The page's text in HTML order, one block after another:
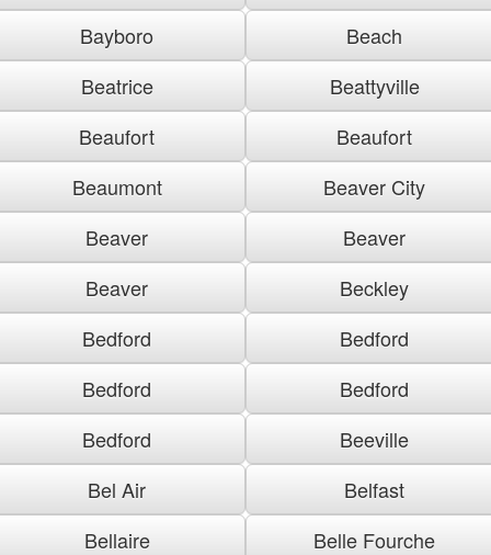
Bayboro
Beach
Beatrice
Beattyville
Beaufort
Beaufort
Beaumont
Beaver City
Beaver
Beaver
Beaver
Beckley
Bedford
Bedford
Bedford
Bedford
Bedford
Beeville
Bel Air
Belfast
Bellaire
Belle Fourche